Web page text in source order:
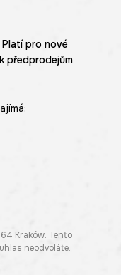
pro nové
předprodejům
Kraków. Tento
neodvoláte.